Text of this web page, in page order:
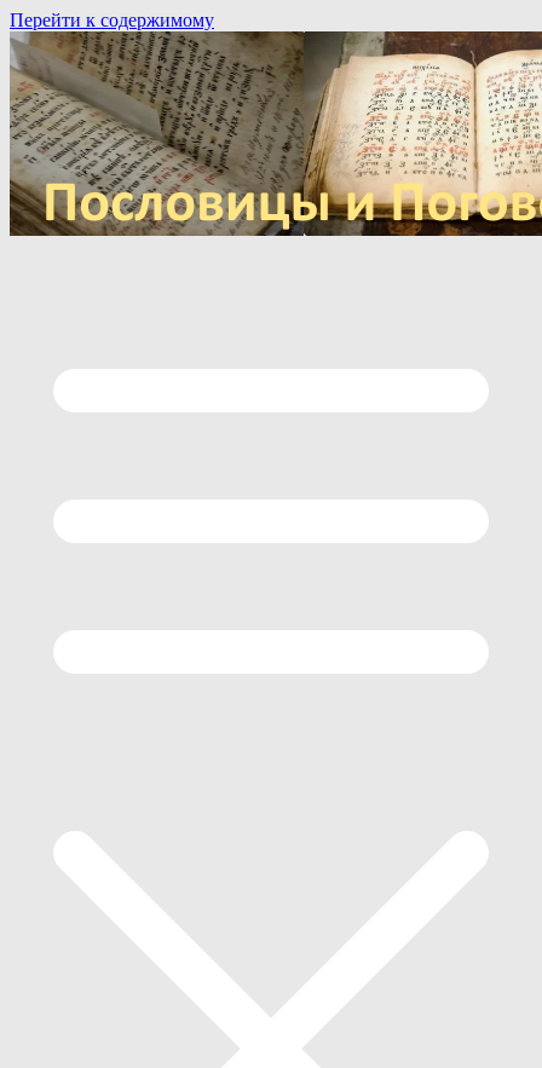
Перейти к содержимому